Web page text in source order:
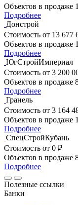
Объектов в продаже
Подробнее
Донстрой
Стоимость от 13 677
Объектов в продаже 1
Подробнее
ЮгСтройИмпериал
Стоимость от 3 200
Объектов в продаже
Подробнее
Гранель
Стоимость от 3 164
Объектов в продаже
Подробнее
СпецСтройКубань
Стоимость от 0 ₽
Объектов в продаже
Подробнее
Полезные ссылки
Банки